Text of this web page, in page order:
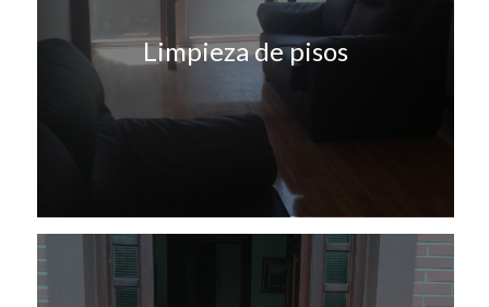
Limpieza de pisos